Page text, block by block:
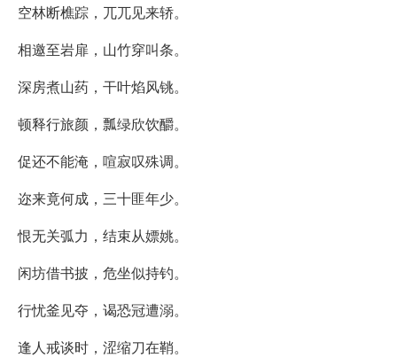
空林断樵踪，兀兀见来轿。
相邀至岩扉，山竹穿叫条。
深房煮山药，干叶焰风铫。
顿释行旅颜，瓢绿欣饮釂。
促还不能淹，喧寂叹殊调。
迩来竟何成，三十匪年少。
恨无关弧力，结束从嫖姚。
闲坊借书披，危坐似持钓。
行忧釜见夺，谒恐冠遭溺。
逢人戒谈时，涩缩刀在鞘。